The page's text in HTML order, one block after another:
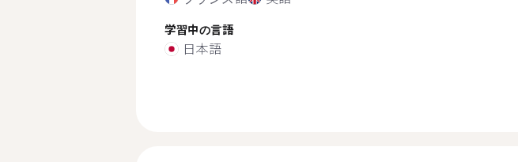
学習中の言語
日本語